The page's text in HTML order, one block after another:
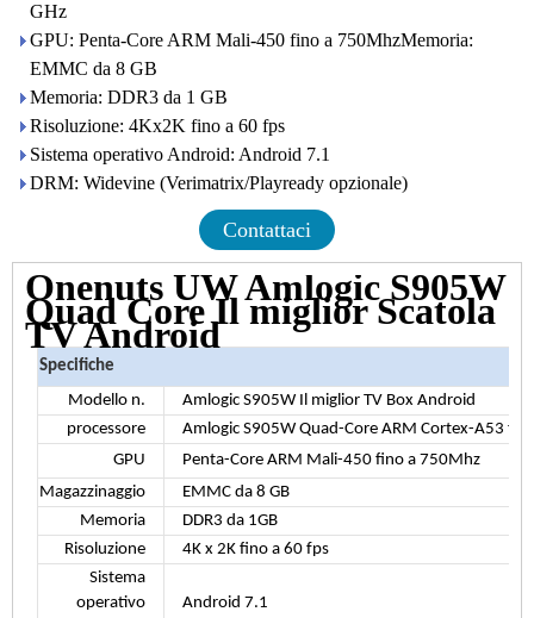
GHz
GPU: Penta-Core ARM Mali-450 fino a 750MhzMemoria:
EMMC da 8 GB
Memoria: DDR3 da 1 GB
Risoluzione: 4Kx2K fino a 60 fps
Sistema operativo Android: Android 7.1
DRM: Widevine (Verimatrix/Playready opzionale)
Contattaci
Onenuts UW Amlogic S905W
Quad Core Il miglior Scatola
TV Android
Specifiche
Modello n.
Amlogic S905W Il miglior TV Box Android
processore
Amlogic S905W Quad-Core ARM Cortex-A53
GPU
Penta-Core ARM Mali-450 fino a 750Mhz
Magazzinaggio
EMMC da 8 GB
Memoria
DDR3 da 1GB
Risoluzione
4K x 2K fino a 60 fps
Sistema
operativo
Android 7.1